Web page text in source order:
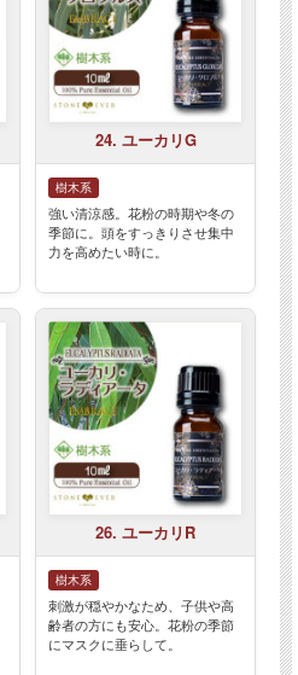
24. ユーカリG
樹木系
強い清涼感。花粉の時期や冬の
季節に。頭をすっきりさせ集中
力を高めたい時に。
26. ユーカリR
樹木系
刺激が穏やかなため、子供や高
齢者の方にも安心。花粉の季節
にマスクに垂らして。